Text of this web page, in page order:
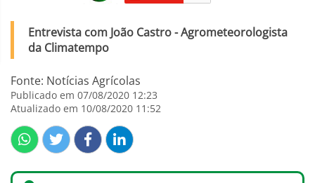
Entrevista com João Castro - Agrometeorologista
da Climatempo
Fonte: Notícias Agrícolas
Publicado em 07/08/2020 12:23
Atualizado em 10/08/2020 11:52